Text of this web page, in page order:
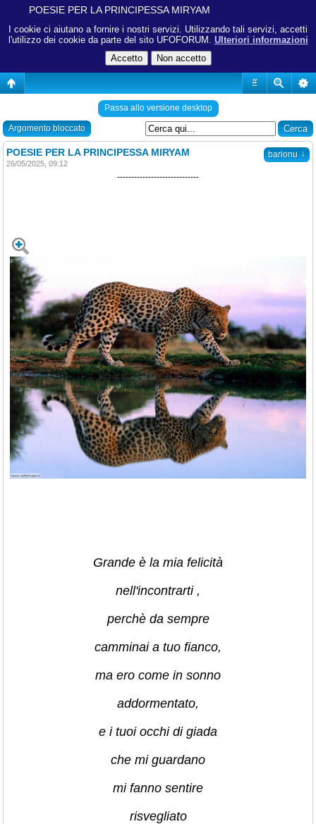
I cookie ci aiutano a fornire i nostri servizi. Utilizzando tali servizi, accetti
l'utilizzo dei cookie da parte del sito UFOFORUM. Ulteriori informazioni
#
POESIE PER LA PRINCIPESSA MIRYAM
Passa allo versione desktop
Argomento bloccato
barionu ↓
POESIE PER LA PRINCIPESSA MIRYAM
26/05/2025, 09:12
-----------------------------
Grande è la mia felicità
nell'incontrarti ,
perchè da sempre
camminai a tuo fianco,
ma ero come in sonno
addormentato,
e i tuoi occhi di giada
che mi guardano
mi fanno sentire
risvegliato